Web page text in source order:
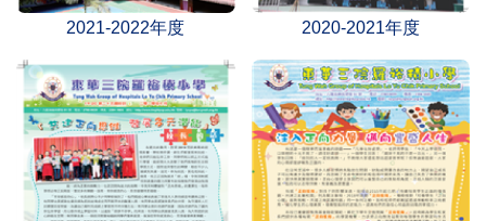
2021-2022年度 2020-2021年度